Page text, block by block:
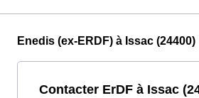
Enedis (ex-ERDF) à Issac (24400)
Contacter ErDF à Issac